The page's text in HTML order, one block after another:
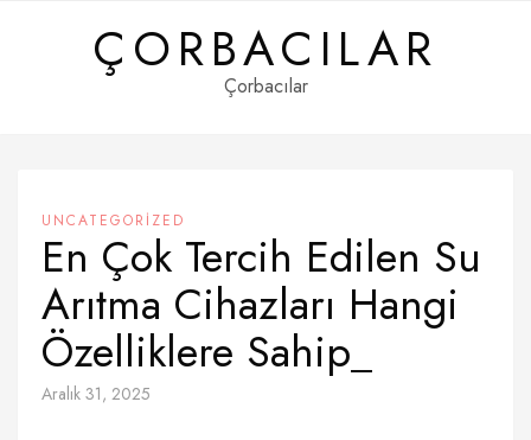
ÇORBACILAR
Çorbacılar
UNCATEGORIZED
En Çok Tercih Edilen Su
Arıtma Cihazları Hangi
Özelliklere Sahip_
Aralık 31, 2025